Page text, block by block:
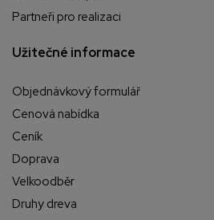
Partneři pro realizaci
Užitečné informace
Objednávkový formulář
Cenová nabídka
Ceník
Doprava
Velkoodběr
Druhy dreva